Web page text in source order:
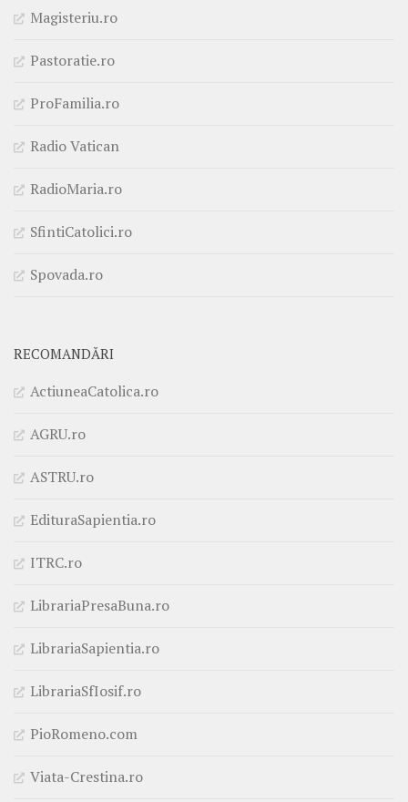
Magisteriu.ro
Pastoratie.ro
ProFamilia.ro
Radio Vatican
RadioMaria.ro
SfintiCatolici.ro
Spovada.ro
RECOMANDĂRI
ActiuneaCatolica.ro
AGRU.ro
ASTRU.ro
EdituraSapientia.ro
ITRC.ro
LibrariaPresaBuna.ro
LibrariaSapientia.ro
LibrariaSfIosif.ro
PioRomeno.com
Viata-Crestina.ro